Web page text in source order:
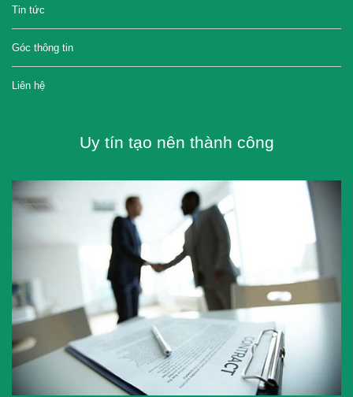
Tin tức
Góc thông tin
Liên hệ
Uy tín tạo nên thành công